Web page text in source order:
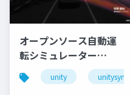
オープンソース自動運
転シミュレーター
「AWSIM」のご紹介と
実装事例
unity unitysync